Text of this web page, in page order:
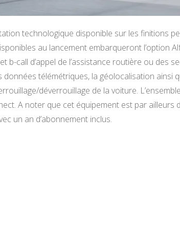
technologique disponible sur les finitions
au lancement embarqueront l’option
b-call d’appel de l’assistance routière ou des
données télémétriques, la géolocalisation ainsi
déverrouillage de la voiture.
A noter que cet équipement est par ailleurs
un an d’abonnement inclus.